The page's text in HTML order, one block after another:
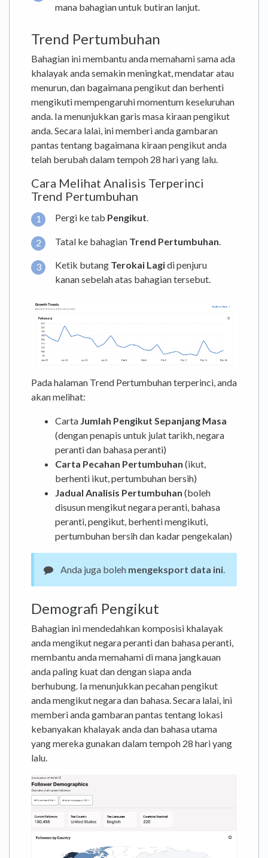
mana bahagian untuk butiran lanjut.
Trend Pertumbuhan
Bahagian ini membantu anda memahami sama ada
khalayak anda semakin meningkat, mendatar atau
menurun, dan bagaimana pengikut dan berhenti
mengikuti mempengaruhi momentum keseluruhan
anda. Ia menunjukkan garis masa kiraan pengikut
anda. Secara lalai, ini memberi anda gambaran
pantas tentang bagaimana kiraan pengikut anda
telah berubah dalam tempoh 28 hari yang lalu.
Cara Melihat Analisis Terperinci
Trend Pertumbuhan
Pergi ke tab Pengikut.
Tatal ke bahagian Trend Pertumbuhan
Ketik butang Terokai Lagidi penjuru
kanan sebelah atas bahagian tersebut.
Pada halaman Trend Pertumbuhan terperinci, anda
akan melihat:
Carta Jumlah Pengikut Sepanjang Masa
(dengan penapis untuk julat tarikh, negara
peranti dan bahasa peranti)
Carta Pecahan Pertumbuhan (ikut,
berhenti ikut, pertumbuhan bersih)
Jadual Analisis Pertumbuhan (boleh
disusun mengikut negara peranti, bahasa
peranti, pengikut, berhenti mengikuti,
pertumbuhan bersih dan kadar pengekalan)
Anda juga boleh mengeksport data ini.
Demografi Pengikut
Bahagian ini mendedahkan komposisi khalayak
anda mengikut negara peranti dan bahasa peranti,
membantu anda memahami di mana jangkauan
anda paling kuat dan dengan siapa anda
berhubung. Ia menunjukkan pecahan pengikut
anda mengikut negara dan bahasa. Secara lalai, ini
memberi anda gambaran pantas tentang lokasi
kebanyakan khalayak anda dan bahasa utama
yang mereka gunakan dalam tempoh 28 hari yang
lalu.